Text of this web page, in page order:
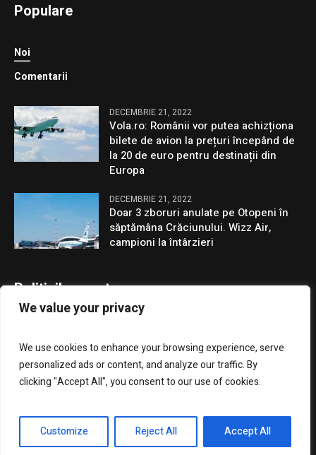
We value your privacy
We use cookies to enhance your browsing experience, serve
personalized ads or content, and analyze our traffic. By
clicking "Accept All", you consent to our use of cookies.
Customize Reject All Accept All
Populare
Noi
Comentarii
DECEMBRIE 21, 2022
Vola.ro: Românii vor putea achizționa
bilete de avion la prețuri începând de
la 20 de euro pentru destinații din
Europa
DECEMBRIE 21, 2022
Doar 3 zboruri anulate pe Otopeni în
săptămâna Crăciunului. Wizz Air,
campioni la întârzieri
Politicile noastre
GDPR
Presa Clujenilor © 2023 / Toate drepturile rezervate